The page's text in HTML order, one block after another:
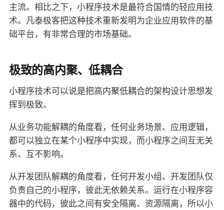
主流。相比之下，小程序技术是最符合国情的轻应用技
术。凡泰极客把这种技术重新发明为企业应用软件的基
础平台，有非常合理的市场基础。
极致的高内聚、低耦合
小程序技术可以说是把高内聚低耦合的架构设计思想发
挥到极致。
从业务功能解耦的角度看，任何业务场景、应用逻辑，
都可以独立在某个小程序中实现，而小程序之间互无关
系、互不影响。
从开发团队解耦的角度看，任何开发小组、开发团队仅
负责自己的小程序，彼此无依赖关系。运行在小程序容
器中的代码，彼此之间有安全隔离、资源隔离，所以小